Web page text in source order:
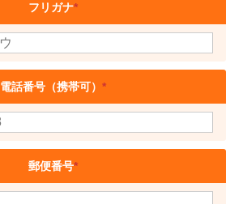
フリガナ*
電話番号（携帯可） *
郵便番号*